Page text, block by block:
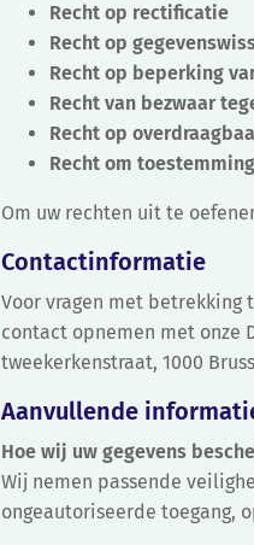
Recht op rectificatie
Recht op
Recht op beperking
Recht van bezwaar
Recht op
Recht om
Om uw rechten uit te
Contactinformatie
Voor vragen met
contact opnemen met onze
tweekerkenstraat, 1000
Aanvullende
Hoe wij uw gegevens
Wij nemen passende
ongeautoriseerde toegang,